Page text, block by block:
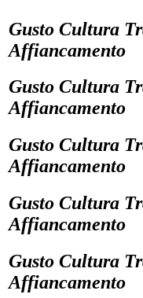
Gusto Cultura
Affiancamento
Gusto Cultura
Affiancamento
Gusto Cultura
Affiancamento
Gusto Cultura
Affiancamento
Gusto Cultura
Affiancamento